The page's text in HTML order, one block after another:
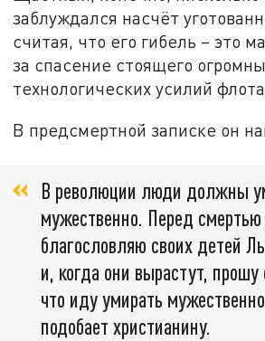
заблуждался насчёт
считая, что его гибель – это
за спасение стоящего
технологических усилий
В предсмертной записке он
В революции люди должны
мужественно. Перед смертью
благословляю своих детей
и, когда они вырастут, прошу
что иду умирать
подобает христианину.